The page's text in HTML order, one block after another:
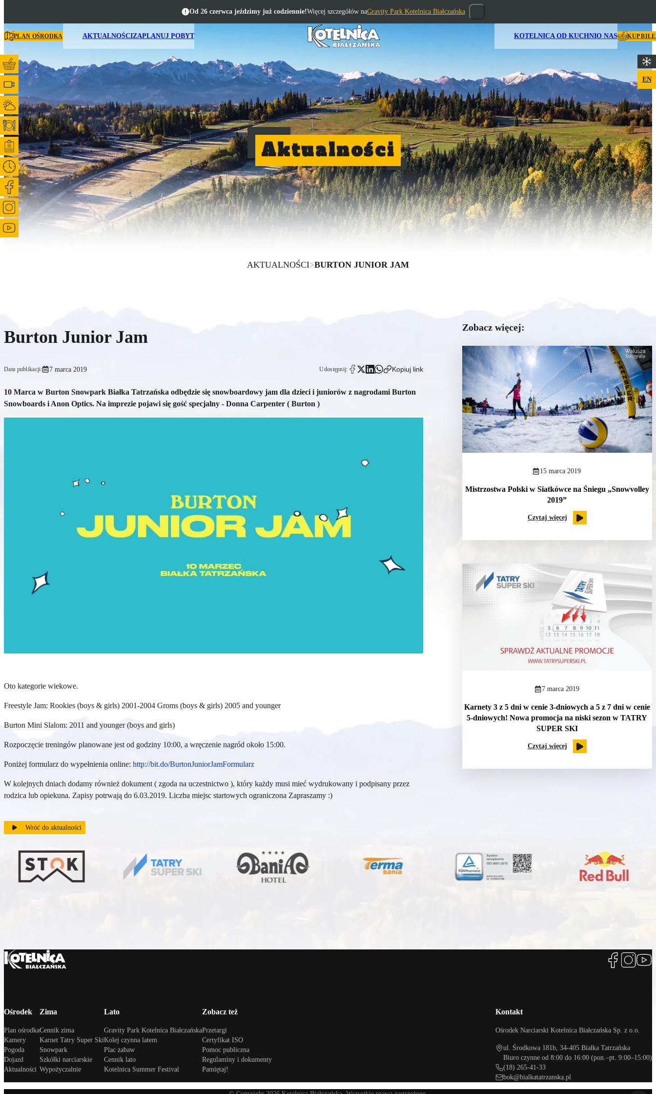
Od 26 czerwca jeździmy już codziennie!Więcej szczegółów naGravity Park Kotelnica Białczańska
PLAN OŚRODKA AKTUALNOŚCIZAPLANUJ POBYT KOTELNICA OD KUCHNIO NAS KUP
EN
Aktualności
AKTUALNOŚCI>BURTON JUNIOR JAM
Burton Junior Jam
Data publikacji: 7 marca 2019 Udostępnij: Kopiuj link
10 Marca w Burton Snowpark Białka Tatrzańska odbędzie się snowboardowy jam dla dzieci i juniorów z nagrodami Burton
Snowboards i Anon Optics. Na imprezie pojawi się gość specjalny - Donna Carpenter ( Burton )
Oto kategorie wiekowe.
Freestyle Jam: Rookies (boys & girls) 2001-2004 Groms (boys & girls) 2005 and younger
Burton Mini Slalom: 2011 and younger (boys and girls)
Rozpoczęcie treningów planowane jest od godziny 10:00, a wręczenie nagród około 15:00.
Poniżej formularz do wypełnienia online: http://bit.do/BurtonJuniorJamFormularz
W kolejnych dniach dodamy również dokument ( zgoda na uczestnictwo ), który każdy musi mieć wydrukowany i podpisany przez
rodzica lub opiekuna. Zapisy potrwają do 6.03.2019. Liczba miejsc startowych ograniczona Zapraszamy :)
Wróć do aktualności
Zobacz więcej:
15 marca 2019
Mistrzostwa Polski w Siatkówce na Śniegu „Snowvolley
2019”
Czytaj więcej
7 marca 2019
Karnety 3 z 5 dni w cenie 3-dniowych a 5 z 7 dni w cenie
5-dniowych! Nowa promocja na niski sezon w TATRY
SUPER SKI
Czytaj więcej
Ośrodek
Plan ośrodka
Kamery
Pogoda
Dojazd
Aktualności
Zima
Cennik zima
Karnet Tatry Super Ski
Snowpark
Szkółki narciarskie
Wypożyczalnie
Lato
Gravity Park Kotelnica Białczańska
Kolej czynna latem
Plac zabaw
Cennik lato
Kotelnica Summer Festival
Zobacz też
Przetargi
Certyfikat ISO
Pomoc publiczna
Regulaminy i dokumenty
Pamiętaj!
Kontakt
Ośrodek Narciarski Kotelnica Białczańska Sp. z o.o.
ul. Środkowa 181b, 34-405 Białka Tatrzańska
Biuro czynne od 8:00 do 16:00 (pon.–pt. 9:00–15:00)
(18) 265-41-33
bok@bialkatatrzanska.pl